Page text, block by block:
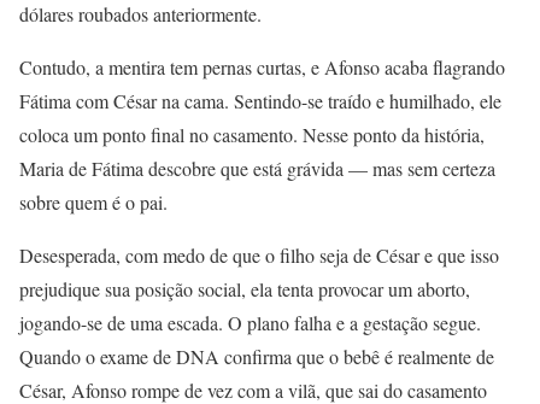
dólares roubados anteriormente.
Contudo, a mentira tem pernas curtas, e Afonso acaba flagrando
Fátima com César na cama. Sentindo-se traído e humilhado, ele
coloca um ponto final no casamento. Nesse ponto da história,
Maria de Fátima descobre que está grávida — mas sem certeza
sobre quem é o pai.
Desesperada, com medo de que o filho seja de César e que isso
prejudique sua posição social, ela tenta provocar um aborto,
jogando-se de uma escada. O plano falha e a gestação segue.
Quando o exame de DNA confirma que o bebê é realmente de
César, Afonso rompe de vez com a vilã, que sai do casamento